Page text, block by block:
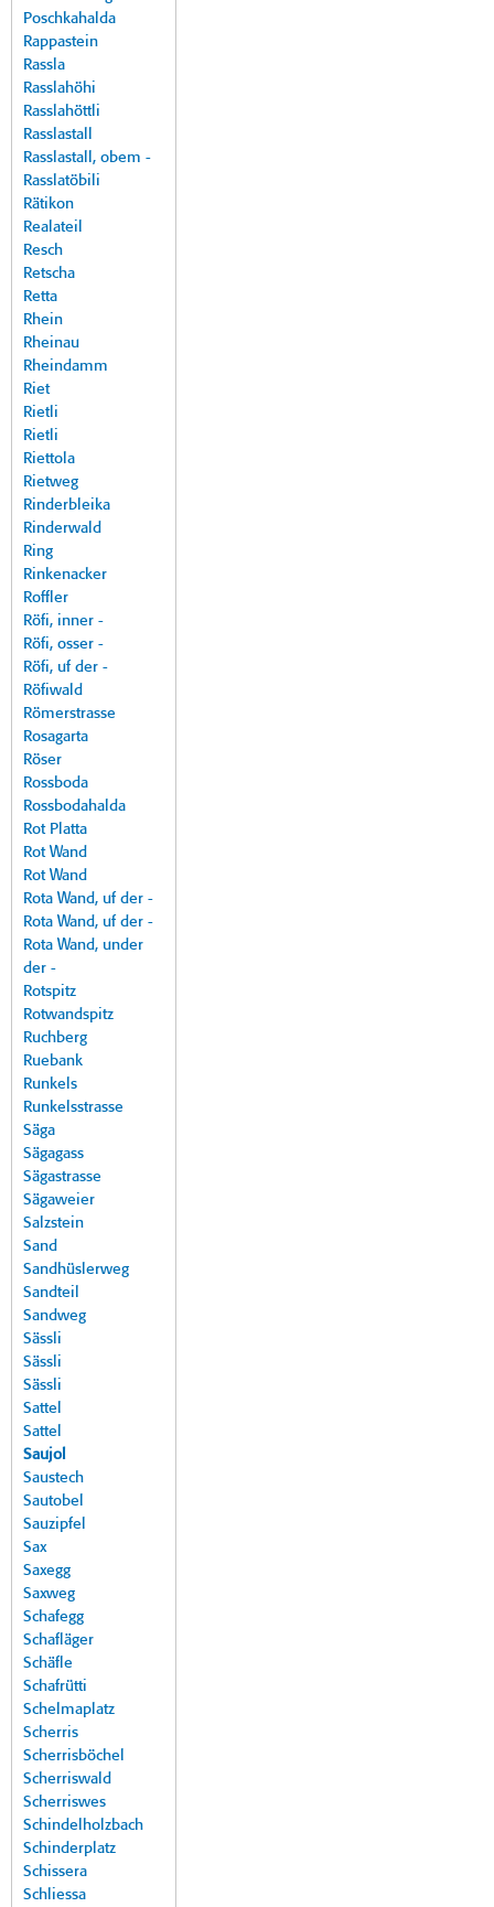
Poschkahalda
Rappastein
Rassla
Rasslahöhi
Rasslahöttli
Rasslastall
Rasslastall, obem -
Rasslatöbili
Rätikon
Realateil
Resch
Retscha
Retta
Rhein
Rheinau
Rheindamm
Riet
Rietli
Rietli
Riettola
Rietweg
Rinderbleika
Rinderwald
Ring
Rinkenacker
Roffler
Röfi, inner -
Röfi, osser -
Röfi, uf der -
Röfiwald
Römerstrasse
Rosagarta
Röser
Rossboda
Rossbodahalda
Rot Platta
Rot Wand
Rot Wand
Rota Wand, uf der -
Rota Wand, uf der -
Rota Wand, under
der -
Rotspitz
Rotwandspitz
Ruchberg
Ruebank
Runkels
Runkelsstrasse
Säga
Sägagass
Sägastrasse
Sägaweier
Salzstein
Sand
Sandhüslerweg
Sandteil
Sandweg
Sässli
Sässli
Sässli
Sattel
Sattel
Saujol
Saustech
Sautobel
Sauzipfel
Sax
Saxegg
Saxweg
Schafegg
Schafläger
Schäfle
Schafrütti
Schelmaplatz
Scherris
Scherrisböchel
Scherriswald
Scherriswes
Schindelholzbach
Schinderplatz
Schissera
Schliessa